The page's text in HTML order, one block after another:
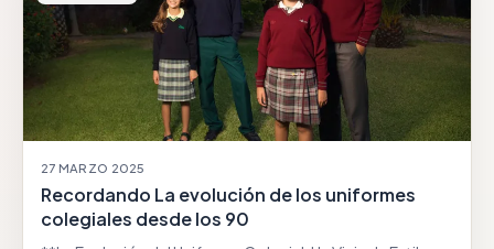
27 MARZO 2025
Recordando La evolución de los uniformes
colegiales desde los 90